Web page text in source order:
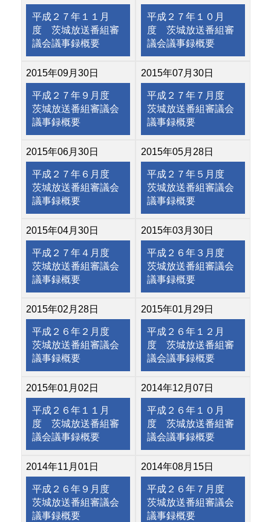
平成２７年１１月
度 茨城放送番組審
議会議事録概要
平成２７年１０月
度 茨城放送番組審
議会議事録概要
2015年09月30日
平成２７年９月度
茨城放送番組審議会
議事録概要
2015年07月30日
平成２７年７月度
茨城放送番組審議会
議事録概要
2015年06月30日
平成２７年６月度
茨城放送番組審議会
議事録概要
2015年05月28日
平成２７年５月度
茨城放送番組審議会
議事録概要
2015年04月30日
平成２７年４月度
茨城放送番組審議会
議事録概要
2015年03月30日
平成２６年３月度
茨城放送番組審議会
議事録概要
2015年02月28日
平成２６年２月度
茨城放送番組審議会
議事録概要
2015年01月29日
平成２６年１２月
度 茨城放送番組審
議会議事録概要
2015年01月02日
平成２６年１１月
度 茨城放送番組審
議会議事録概要
2014年12月07日
平成２６年１０月
度 茨城放送番組審
議会議事録概要
2014年11月01日
平成２６年９月度
茨城放送番組審議会
議事録概要
2014年08月15日
平成２６年７月度
茨城放送番組審議会
議事録概要